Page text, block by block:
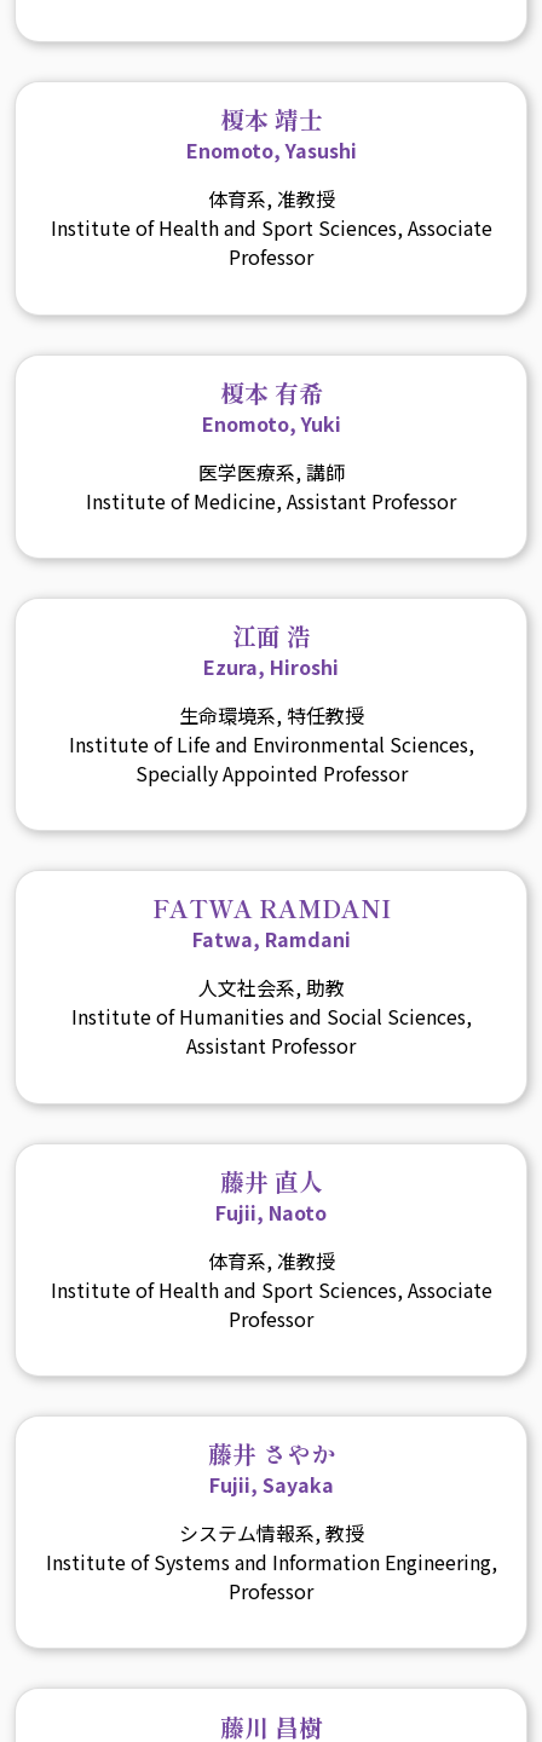
榎本 靖士
Enomoto, Yasushi
体育系, 准教授
Institute of Health and Sport Sciences, Associate
Professor
榎本 有希
Enomoto, Yuki
医学医療系, 講師
Institute of Medicine, Assistant Professor
江面 浩
Ezura, Hiroshi
生命環境系, 特任教授
Institute of Life and Environmental Sciences,
Specially Appointed Professor
FATWA RAMDANI
Fatwa, Ramdani
人文社会系, 助教
Institute of Humanities and Social Sciences,
Assistant Professor
藤井 直人
Fujii, Naoto
体育系, 准教授
Institute of Health and Sport Sciences, Associate
Professor
藤井 さやか
Fujii, Sayaka
システム情報系, 教授
Institute of Systems and Information Engineering,
Professor
藤川 昌樹